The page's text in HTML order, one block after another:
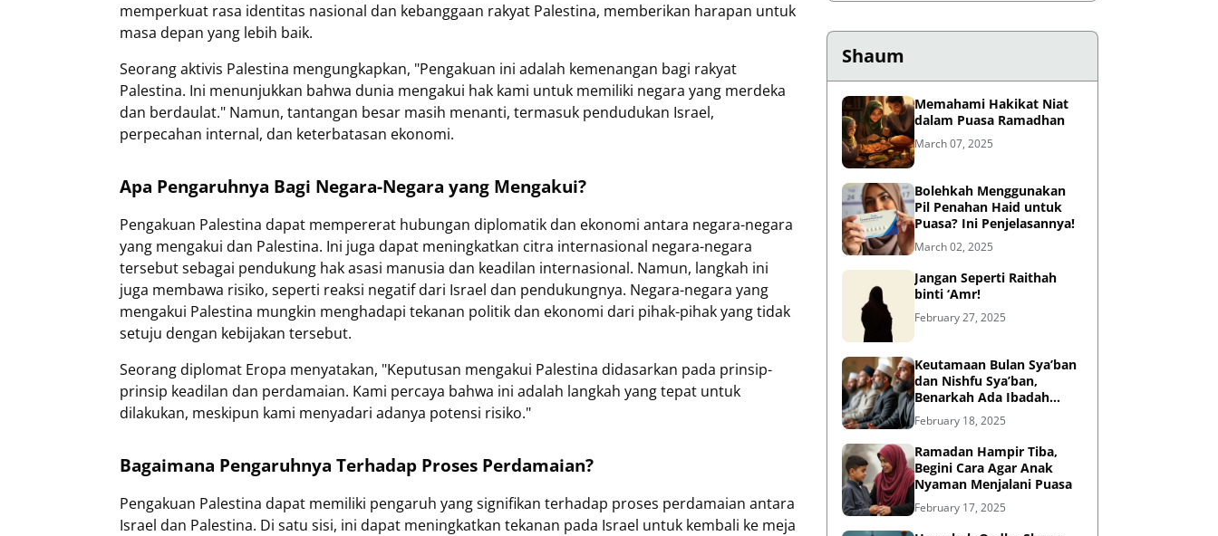
memperkuat rasa identitas nasional dan kebanggaan rakyat Palestina, memberikan harapan untuk
masa depan yang lebih baik.
Seorang aktivis Palestina mengungkapkan, "Pengakuan ini adalah kemenangan bagi rakyat
Palestina. Ini menunjukkan bahwa dunia mengakui hak kami untuk memiliki negara yang merdeka
dan berdaulat." Namun, tantangan besar masih menanti, termasuk pendudukan Israel,
perpecahan internal, dan keterbatasan ekonomi.
Apa Pengaruhnya Bagi Negara-Negara yang Mengakui?
Pengakuan Palestina dapat mempererat hubungan diplomatik dan ekonomi antara negara-negara
yang mengakui dan Palestina. Ini juga dapat meningkatkan citra internasional negara-negara
tersebut sebagai pendukung hak asasi manusia dan keadilan internasional. Namun, langkah ini
juga membawa risiko, seperti reaksi negatif dari Israel dan pendukungnya. Negara-negara yang
mengakui Palestina mungkin menghadapi tekanan politik dan ekonomi dari pihak-pihak yang tidak
setuju dengan kebijakan tersebut.
Seorang diplomat Eropa menyatakan, "Keputusan mengakui Palestina didasarkan pada prinsip-
prinsip keadilan dan perdamaian. Kami percaya bahwa ini adalah langkah yang tepat untuk
dilakukan, meskipun kami menyadari adanya potensi risiko."
Bagaimana Pengaruhnya Terhadap Proses Perdamaian?
Pengakuan Palestina dapat memiliki pengaruh yang signifikan terhadap proses perdamaian antara
Israel dan Palestina. Di satu sisi, ini dapat meningkatkan tekanan pada Israel untuk kembali ke meja
Shaum
Memahami Hakikat Niat
dalam Puasa Ramadhan
March 07, 2025
Bolehkah Menggunakan
Pil Penahan Haid untuk
Puasa? Ini Penjelasannya!
March 02, 2025
Jangan Seperti Raithah
binti ‘Amr!
February 27, 2025
Keutamaan Bulan Sya’ban
dan Nishfu Sya’ban,
Benarkah Ada Ibadah
Khusus?
February 18, 2025
Ramadan Hampir Tiba,
Begini Cara Agar Anak
Nyaman Menjalani Puasa
February 17, 2025